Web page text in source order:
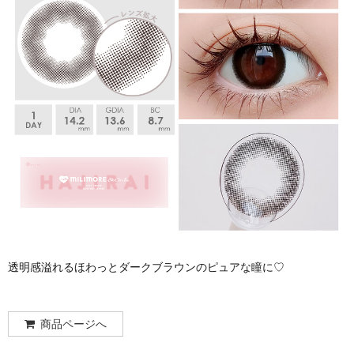
透明感溢れるほわっとダークブラウンのピュアな瞳に♡
商品ページへ